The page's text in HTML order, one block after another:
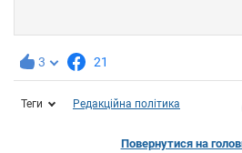
3 21
Теги Редакційна політика
Повернутися на